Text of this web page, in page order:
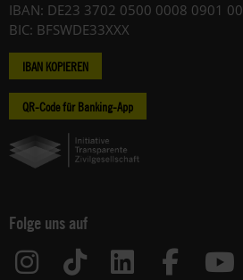
IBAN: DE23 3702 0500 0008 0901 00
BIC: BFSWDE33XXX
IBAN KOPIEREN
QR-Code für Banking-App
Folge uns auf